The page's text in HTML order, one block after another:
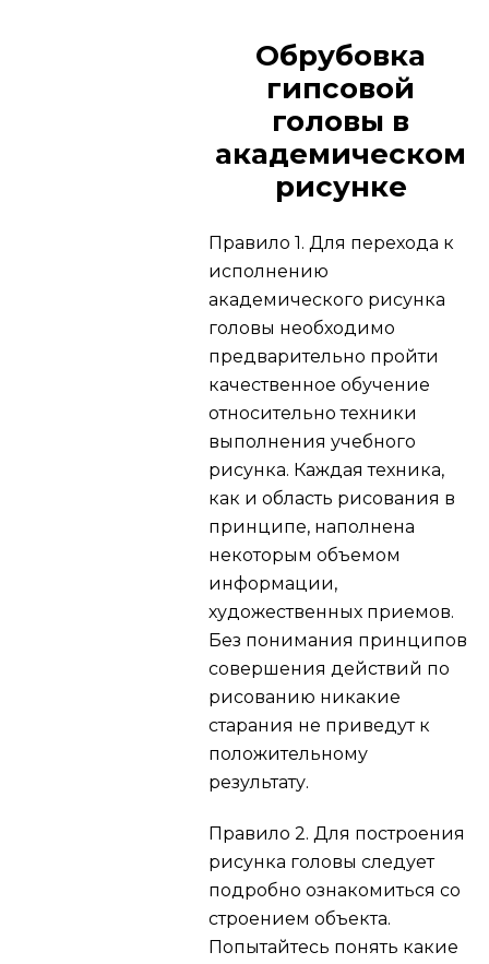
Обрубовка
гипсовой
головы в
академическом
рисунке
Правило 1. Для перехода к
исполнению
академического рисунка
головы необходимо
предварительно пройти
качественное обучение
относительно техники
выполнения учебного
рисунка. Каждая техника,
как и область рисования в
принципе, наполнена
некоторым объемом
информации,
художественных приемов.
Без понимания принципов
совершения действий по
рисованию никакие
старания не приведут к
положительному
результату.
Правило 2. Для построения
рисунка головы следует
подробно ознакомиться со
строением объекта.
Попытайтесь понять какие